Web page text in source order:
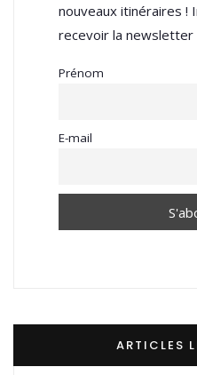
nouveaux itinéraires !
recevoir la newsletter
Prénom
E-mail
ARTICLES